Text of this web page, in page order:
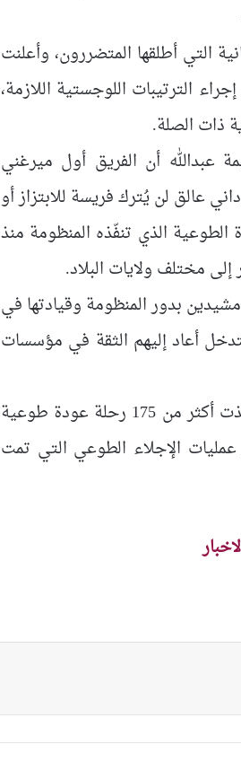
التي أطلقها المتضررون، وأعلنت
الترتيبات اللوجستية اللازمة،
ذات الصلة.
عبدالله أن الفريق أول ميرغني
عالق لن يُترك فريسة للابتزاز أو
الذي تنفّذه المنظومة منذ
مختلف ولايات البلاد.
بدور المنظومة وقيادتها في
أعاد إليهم الثقة في مؤسسات
يُذكر أن منظومة الصناعات الدفاعية، ومنذ انطلاق الحرب، نفذت أكثر من 175 رحلة عودة طوعية
الإجلاء الطوعي التي تمت